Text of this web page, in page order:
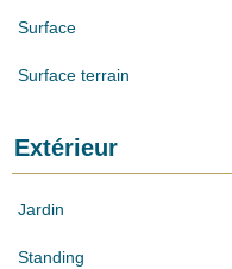
Surface
Surface terrain
Extérieur
Jardin
Standing